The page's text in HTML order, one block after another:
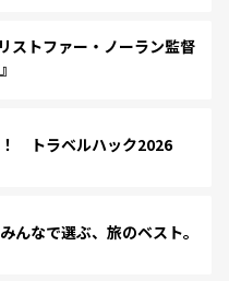
ストファー・ノーラン監督
トラベルハック2026
なで選ぶ、旅のベスト。